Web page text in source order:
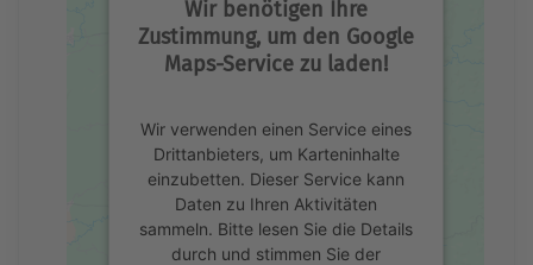
Wir benötigen Ihre
Zustimmung, um den Google
Maps-Service zu laden!
Wir verwenden einen Service eines
Drittanbieters, um Karteninhalte
einzubetten. Dieser Service kann
Daten zu Ihren Aktivitäten
sammeln. Bitte lesen Sie die Details
durch und stimmen Sie der